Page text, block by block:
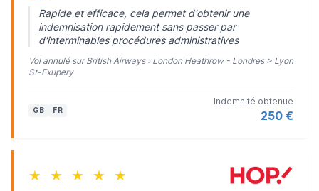
Rapide et efficace, cela permet d'obtenir une
indemnisation rapidement sans passer par
d'interminables procédures administratives
Vol annulé sur British Airways › London Heathrow - Londres > Lyon
St-Exupery
GB FR
Indemnité obtenue
250 €
★ ★ ★ ★ ★